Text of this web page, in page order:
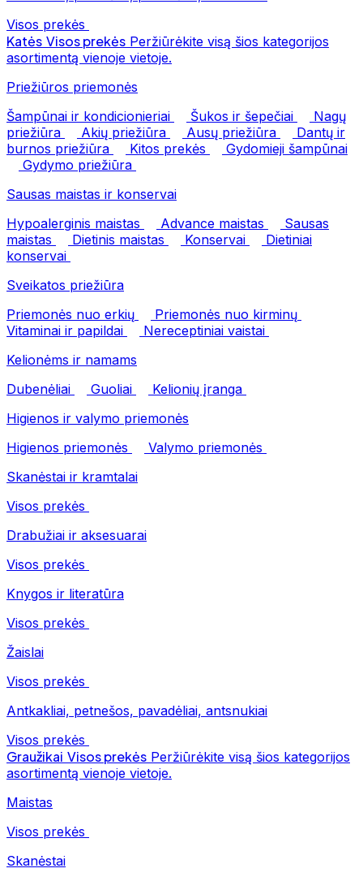
Visos prekės
Katės Visos prekės Peržiūrėkite visą šios kategorijos
asortimentą vienoje vietoje.
Priežiūros priemonės
Šampūnai ir kondicionieriai
Šukos ir šepečiai
Nagų
priežiūra
Akių priežiūra Ausų priežiūra
Dantų ir
burnos priežiūra
Kitos prekės
Gydomieji šampūnai
Gydymo priežiūra
Sausas maistas ir konservai
Hypoalerginis maistas
Advance maistas
Sausas
maistas
Dietinis maistas Konservai
Dietiniai
konservai
Sveikatos priežiūra
Priemonės nuo erkių
Priemonės nuo kirminų
Vitaminai ir papildai
Nereceptiniai vaistai
Kelionėms ir namams
Dubenėliai
Guoliai
Kelionių įranga
Higienos ir valymo priemonės
Higienos priemonės
Valymo priemonės
Skanėstai ir kramtalai
Visos prekės
Drabužiai ir aksesuarai
Visos prekės
Knygos ir literatūra
Visos prekės
Žaislai
Visos prekės
Antkakliai, petnešos, pavadėliai, antsnukiai
Visos prekės
Graužikai Visos prekės Peržiūrėkite visą šios kategorijos
asortimentą vienoje vietoje.
Maistas
Visos prekės
Skanėstai